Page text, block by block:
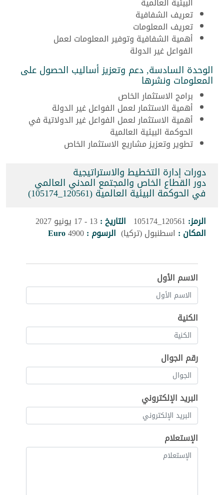
تعريف الشفافية
تعريف المعلومات
أهمية الشفافية وتوفير المعلومات لعمل
الفواعل غير الدولة
الوحدة السادسة, دعم وتعزيز أساليب الحصول على
المعلومات ونشرها
برامج الاستثمار الخاص
أهمية الاستثمار لعمل الفواعل غير الدولة
أهمية الاستثمار لعمل الفواعل غير الدولاتية في
الحوكمة البيئية العالمية
تطوير وتعزيز مشاريع الاستثمار الخاص
دورات إدارة التخطيط والاستراتيجية
دور القطاع الخاص والمجتمع المدني العالمي
في الحوكمة البيئية العالمية (120561_105174)
الرمز: 120561_105174 التاريخ :13 - 17 يونيو 2027
المكان : اسطنبول (تركيا) الرسوم :4900
Euro
الاسم الأول
الكنية
رقم الجوال
البريد الإلكتروني
الإستعلام